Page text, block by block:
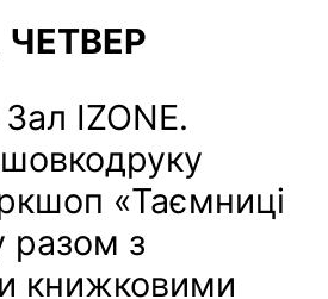
ЧЕТВЕР
IZONE.
«Таємниці
разом з
книжковими